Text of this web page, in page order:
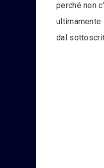
perché non
ultimamente
dal